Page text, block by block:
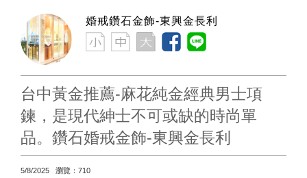
婚戒鑽石金飾-東興金長利
台中黃金推薦-麻花純金經典男士項
鍊，是現代紳士不可或缺的時尚單
品。鑽石婚戒金飾-東興金長利
5/8/2025 瀏覽：710